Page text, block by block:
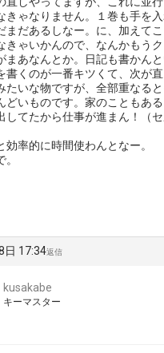
きゃなりません。１巻も手を
まだあるしなー。に、加えて
きゃいかんので、なんかもう
まあなんとか。日記も書かん
書くのが一番キツくて、次が直
たいな物ですが、全部重なる
どいものです。家のこともあ
してたから仕事が進まん！（
効率的に時間使わんとなー。
日 17:34返信
kusakabe
キーマスター